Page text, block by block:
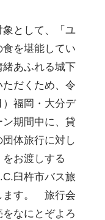
として、「ユ
を堪能してい
あふれる城下
だくため、令
福岡・大分デ
期間中に、貸
体旅行に対し
お渡しする
臼杵市バス旅
ます。 旅行会
なにとぞよろ